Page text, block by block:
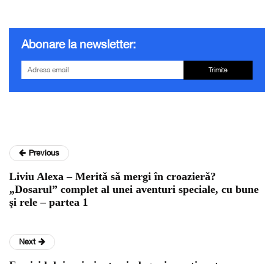
Abonare la newsletter:
Trimite
Previous
Liviu Alexa – Meritǎ sǎ mergi în croazierǎ?
„Dosarul” complet al unei aventuri speciale, cu bune
şi rele – partea 1
Next